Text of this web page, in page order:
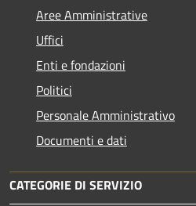
Aree Amministrative
Uffici
Enti e fondazioni
Politici
Personale Amministrativo
Documenti e dati
CATEGORIE DI SERVIZIO